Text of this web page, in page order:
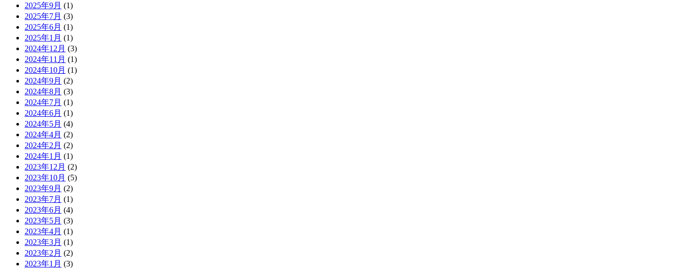
2025年9月 (1)
2025年7月 (3)
2025年6月 (1)
2025年1月 (1)
2024年12月 (3)
2024年11月 (1)
2024年10月 (1)
2024年9月 (2)
2024年8月 (3)
2024年7月 (1)
2024年6月 (1)
2024年5月 (4)
2024年4月 (2)
2024年2月 (2)
2024年1月 (1)
2023年12月 (2)
2023年10月 (5)
2023年9月 (2)
2023年7月 (1)
2023年6月 (4)
2023年5月 (3)
2023年4月 (1)
2023年3月 (1)
2023年2月 (2)
2023年1月 (3)